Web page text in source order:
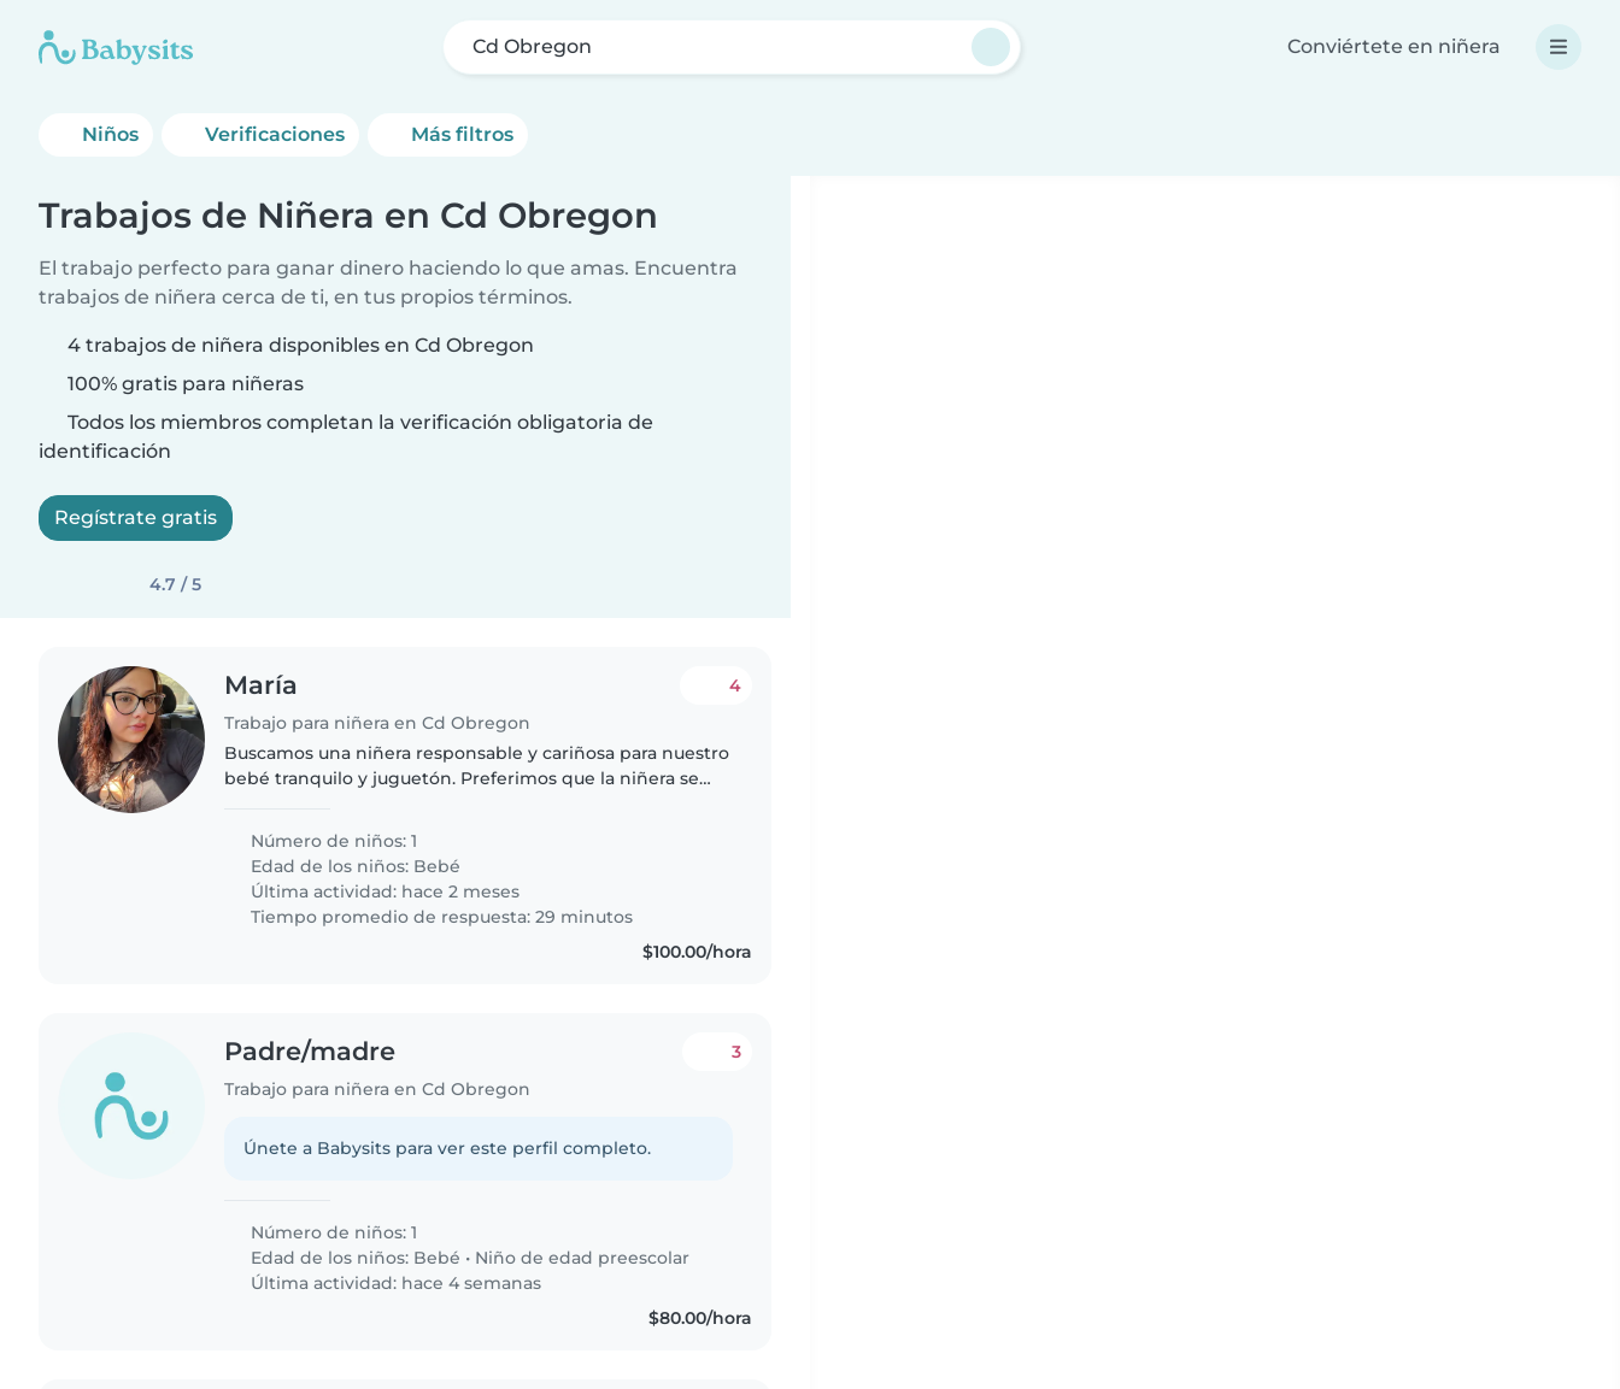
Cd Obregon Conviértete en niñera
Niños Verificaciones Más filtros
Trabajos de Niñera en Cd Obregon
El trabajo perfecto para ganar dinero haciendo lo que amas. Encuentra
trabajos de niñera cerca de ti, en tus propios términos.
4 trabajos de niñera disponibles en Cd Obregon
100% gratis para niñeras
Todos los miembros completan la verificación obligatoria de
identificación
Regístrate gratis
4.7 / 5
María
Trabajo para niñera en Cd Obregon
4
Buscamos una niñera responsable y cariñosa para nuestro
bebé tranquilo y juguetón. Preferimos que la niñera se
Número de niños: 1
Edad de los niños: Bebé
Última actividad: hace 2 meses
Tiempo promedio de respuesta: 29 minutos
$100.00/hora
Padre/madre
Trabajo para niñera en Cd Obregon
3
Únete a Babysits para ver este perfil completo.
Número de niños: 1
Edad de los niños: Bebé • Niño de edad preescolar
Última actividad: hace 4 semanas
$80.00/hora